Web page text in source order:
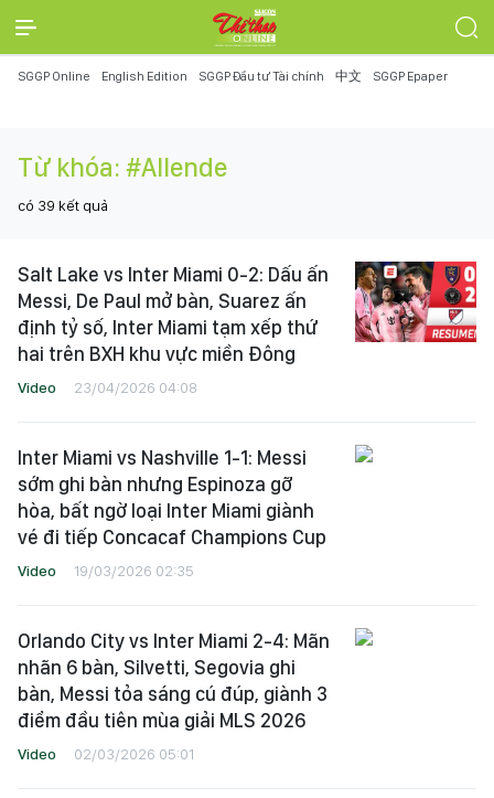
SGGP Online English Edition SGGP Đầu tư Tài chính 中文 SGGP Epaper
Từ khóa: #Allende
có 39 kết quả
Salt Lake vs Inter Miami 0-2: Dấu ấn
Messi, De Paul mở bàn, Suarez ấn
định tỷ số, Inter Miami tạm xếp thứ
hai trên BXH khu vực miền Đông
Video 23/04/2026 04:08
Inter Miami vs Nashville 1-1: Messi
sớm ghi bàn nhưng Espinoza gỡ
hòa, bất ngờ loại Inter Miami giành
vé đi tiếp Concacaf Champions Cup
Video 19/03/2026 02:35
Orlando City vs Inter Miami 2-4: Mãn
nhãn 6 bàn, Silvetti, Segovia ghi
bàn, Messi tỏa sáng cú đúp, giành 3
điểm đầu tiên mùa giải MLS 2026
Video 02/03/2026 05:01